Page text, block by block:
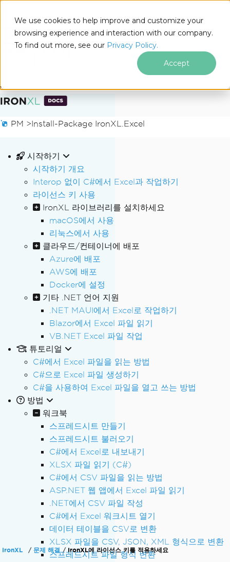
We use cookies to help improve and customize your
browsing experience and interaction with our company.
To find out more, see our Privacy Policy.
Accept
푸터 콘텐츠로 바로가기
Docs
PM >Install-Package IronXL.Excel
시작하기
시작하기 개요
Interop 없이 C#에서 Excel과 작업하기
라이선스 키 사용
IronXL 라이브러리를 설치하세요
macOS에서 사용
리눅스에서 사용
클라우드/컨테이너에 배포
Azure에 배포
AWS에 배포
Docker에 설정
기타 .NET 언어 지원
.NET MAUI에서 Excel로 작업하기
Blazor에서 Excel 파일 읽기
VB.NET Excel 파일 작업
튜토리얼
C#에서 Excel 파일을 읽는 방법
C#으로 Excel 파일 생성하기
C#을 사용하여 Excel 파일을 열고 쓰는 방법
방법
워크북
스프레드시트 만들기
스프레드시트 불러오기
C#에서 Excel로 내보내기
XLSX 파일 읽기 (C#)
C#에서 CSV 파일을 읽는 방법
ASP.NET 웹 앱에서 Excel 파일 읽기
.NET에서 CSV 파일 작성
C#에서 Excel 워크시트 열기
데이터 테이블을 CSV로 변환
XLSX 파일을 CSV, JSON, XML 형식으로 변환
스프레드시트 파일 형식 변환
IronXL 문제 해결 IronXL에 라이선스 키를 적용하세요